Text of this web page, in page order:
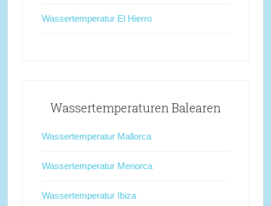
Wassertemperatur El Hierro
Wassertemperaturen Balearen
Wassertemperatur Mallorca
Wassertemperatur Menorca
Wassertemperatur Ibiza